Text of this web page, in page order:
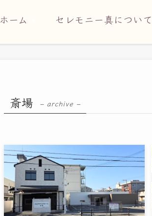
ホーム セレモニー真について
斎場 – archive –